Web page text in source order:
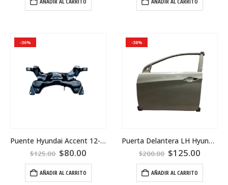
-36%
Puente Hyundai Accent 12-17
$125.00 $80.00
AÑADIR AL CARRITO
-38%
Puerta Delantera LH Hyundai Accent 2017
$200.00 $125.00
AÑADIR AL CARRITO